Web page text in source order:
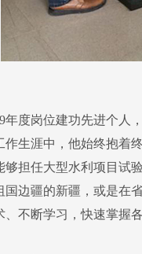
度岗位建功先进个人
生涯中，他始终抱着
够担任大型水利项目试
边疆的新疆，或是在
不断学习，快速掌握